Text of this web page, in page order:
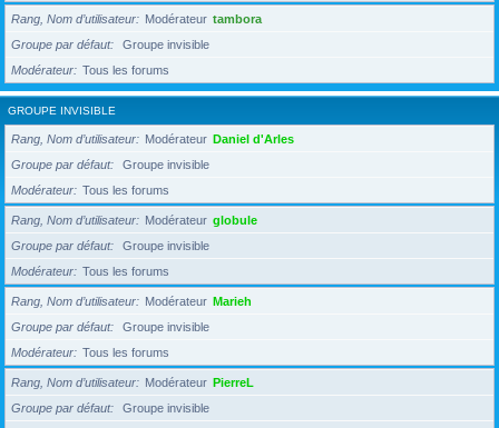
Rang, Nom d’utilisateur Modérateur tambora
Groupe par défaut
Groupe invisible
Modérateur
Tous les forums
GROUPE INVISIBLE
Rang, Nom d’utilisateur Modérateur Daniel d'Arles
Groupe par défaut
Groupe invisible
Modérateur
Tous les forums
Rang, Nom d’utilisateur Modérateur globule
Groupe par défaut
Groupe invisible
Modérateur
Tous les forums
Rang, Nom d’utilisateur Modérateur Marieh
Groupe par défaut
Groupe invisible
Modérateur
Tous les forums
Rang, Nom d’utilisateur Modérateur PierreL
Groupe par défaut
Groupe invisible